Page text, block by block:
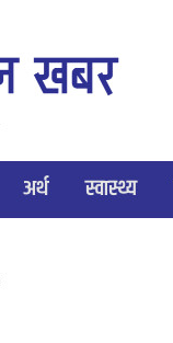
अर्थ स्वास्थ्य